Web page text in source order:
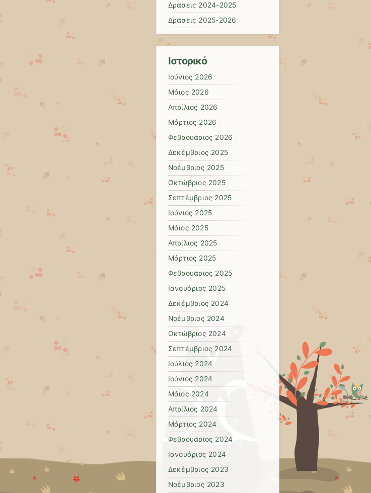
Δράσεις 2024-2025
Δράσεις 2025-2026
Ιστορικό
Ιούνιος 2026
Μάιος 2026
Απρίλιος 2026
Μάρτιος 2026
Φεβρουάριος 2026
Δεκέμβριος 2025
Νοέμβριος 2025
Οκτώβριος 2025
Σεπτέμβριος 2025
Ιούνιος 2025
Μάιος 2025
Απρίλιος 2025
Μάρτιος 2025
Φεβρουάριος 2025
Ιανουάριος 2025
Δεκέμβριος 2024
Νοέμβριος 2024
Οκτώβριος 2024
Σεπτέμβριος 2024
Ιούλιος 2024
Ιούνιος 2024
Μάιος 2024
Απρίλιος 2024
Μάρτιος 2024
Φεβρουάριος 2024
Ιανουάριος 2024
Δεκέμβριος 2023
Νοέμβριος 2023